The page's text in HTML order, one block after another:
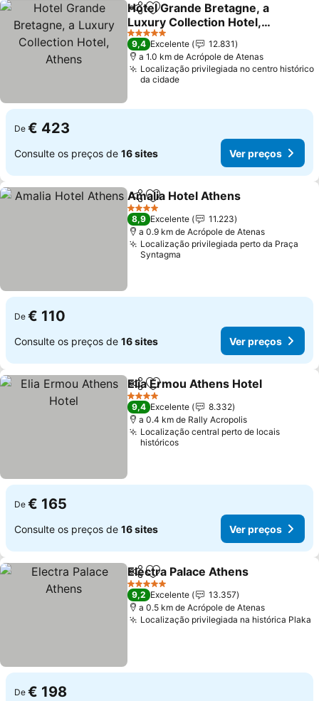
PartilharAdicionar aos favoritos
Hotel Grande Bretagne, a
Luxury Collection Hotel,
Athens
5 Estrelas
9,4 Excelente
12.831
a 1.0 km de Acrópole de Atenas
Localização privilegiada no centro histórico
da cidade
De € 423
Consulte os preços de 16 sites Ver preços
PartilharAdicionar aos favoritos
Amalia Hotel Athens
4 Estrelas
8,9 Excelente
11.223
a 0.9 km de Acrópole de Atenas
Localização privilegiada perto da Praça
Syntagma
De € 110
Consulte os preços de 16 sites Ver preços
PartilharAdicionar aos favoritos
Elia Ermou Athens Hotel
4 Estrelas
9,4 Excelente
8.332
a 0.4 km de Rally Acropolis
Localização central perto de locais
históricos
De € 165
Consulte os preços de 16 sites Ver preços
PartilharAdicionar aos favoritos
Electra Palace Athens
5 Estrelas
9,2 Excelente
13.357
a 0.5 km de Acrópole de Atenas
Localização privilegiada na histórica Plaka
De € 198